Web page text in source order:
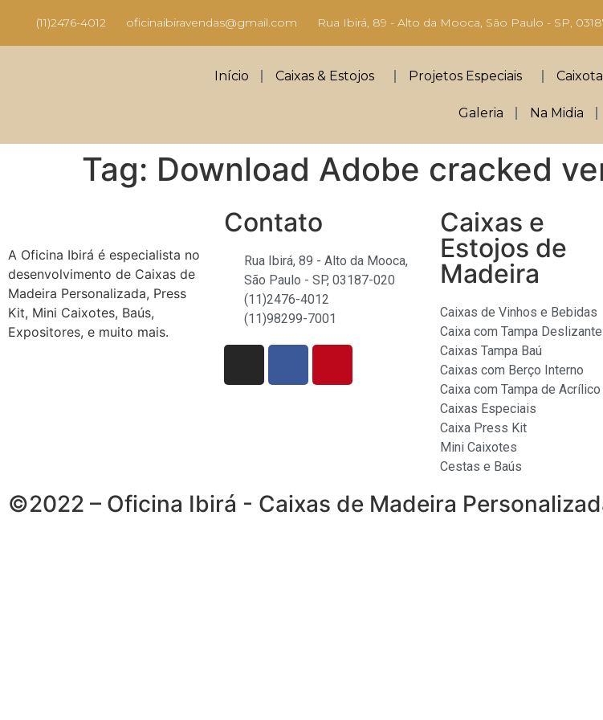
(11)2476-4012 oficinaibiravendas@gmail.com Rua Ibirá, 89 - Alto da Mooca, São Paulo - SP,
Início Caixas & Estojos Projetos Especiais
Galeria Na Midia
Tag: Download Adobe cracked
A Oficina Ibirá é especialista no
desenvolvimento de Caixas de
Madeira Personalizada, Press
Kit, Mini Caixotes, Baús,
Expositores, e muito mais.
Contato
Rua Ibirá, 89 - Alto da Mooca,
São Paulo - SP, 03187-020
(11)2476-4012
(11)98299-7001
Caixas e
Estojos de
Madeira
Caixas de Vinhos e Bebidas
Caixa com Tampa Deslizante
Caixas Tampa Baú
Caixas com Berço Interno
Caixa com Tampa de Acrílico
Caixas Especiais
Caixa Press Kit
Mini Caixotes
Cestas e Baús
©2022 – Oficina Ibirá - Caixas de Madeira